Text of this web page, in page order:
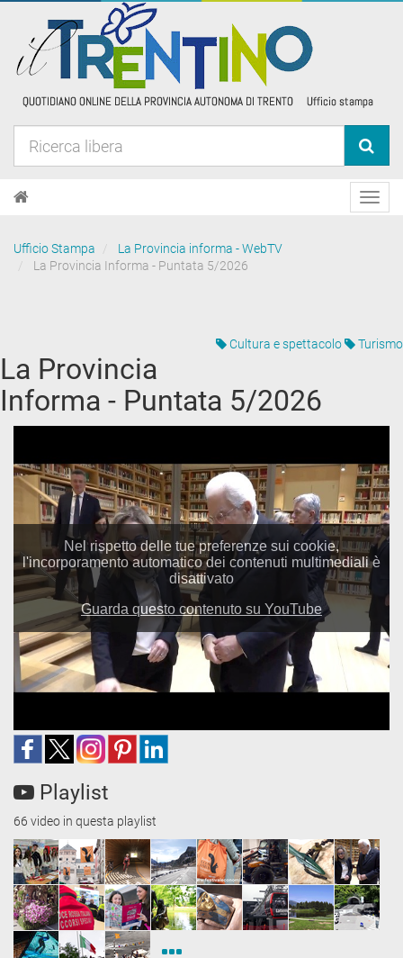
Ufficio Stampa
La Provincia informa - WebTV
La Provincia Informa - Puntata 5/2026
Cultura e spettacolo Turismo
La Provincia
Informa - Puntata 5/2026
Playlist
66 video in questa playlist